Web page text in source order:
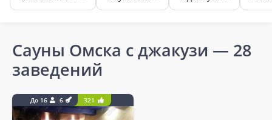
Сауны Омска с джакузи — 28
заведений
До 16 6 321